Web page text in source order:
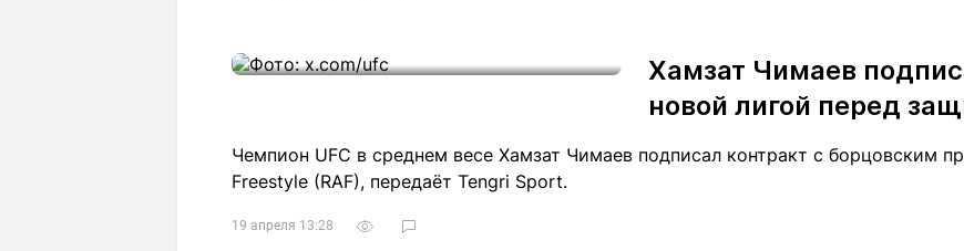
Хамзат Чимаев
новой лигой перед
Чемпион UFC в среднем весе Хамзат Чимаев подписал контракт с борцовским
Freestyle (RAF), передаёт Tengri Sport.
19 апреля 13:28